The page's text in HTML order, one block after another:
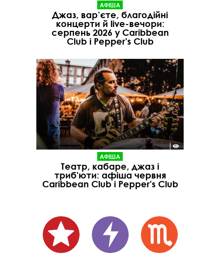
АФІША
Джаз, вар’єте, благодійні
концерти й live-вечори:
серпень 2026 у Caribbean
Club і Pepper's Club
АФІША
Театр, кабаре, джаз і
триб'юти: афіша червня
Caribbean Club і Pepper's Club